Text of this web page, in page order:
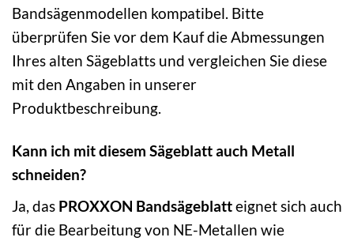
Bandsägenmodellen kompatibel. Bitte
überprüfen Sie vor dem Kauf die Abmessungen
Ihres alten Sägeblatts und vergleichen Sie diese
mit den Angaben in unserer
Produktbeschreibung.
Kann ich mit diesem Sägeblatt auch Metall
schneiden?
Ja, das PROXXON Bandsägeblatteignet sich auch
für die Bearbeitung von NE-Metallen wie